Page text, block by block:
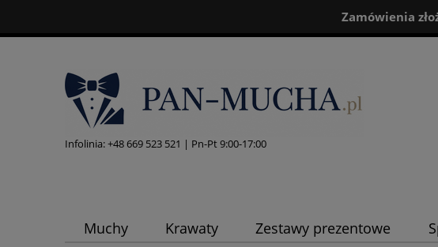
Zamówienia
Infolinia:+48 669 523 521 | Pn-Pt 9:00-17:00
Muchy Krawaty Zestawy prezentowe